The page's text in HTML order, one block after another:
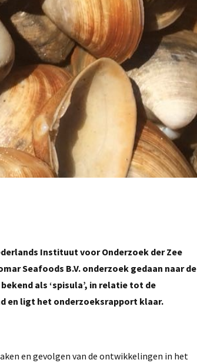
Instituut voor Onderzoek der Zee
Seafoods B.V. onderzoek gedaan naar de
als ‘spisula’, in relatie tot de
en ligt het onderzoeksrapport klaar.
en gevolgen van de ontwikkelingen in het